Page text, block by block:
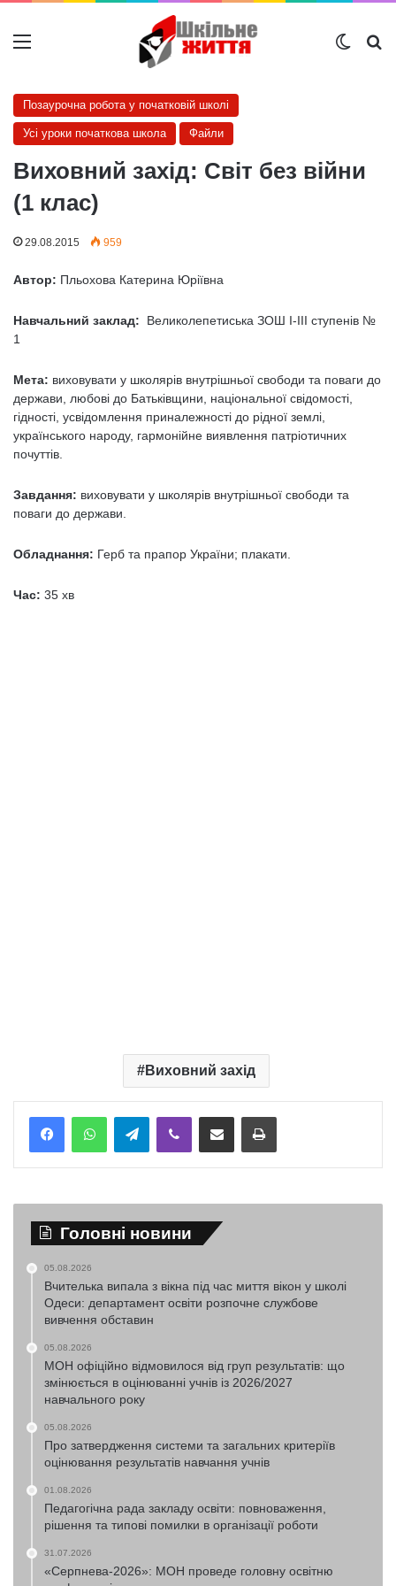
Меню
Позаурочна робота у початковій школі
Усі уроки початкова школа Файли
Виховний захід: Світ без війни
(1 клас)
29.08.2015 959
Автор: Пльохова Катерина Юріївна
Навчальний заклад: Великолепетиська ЗОШ І-ІІІ ступенів №
1
Мета: виховувати у школярів внутрішньої свободи та поваги до
держави, любові до Батьківщини, національної свідомості,
гідності, усвідомлення приналежності до рідної землі,
українського народу, гармонійне виявлення патріотичних
почуттів.
Завдання: виховувати у школярів внутрішньої свободи та
поваги до держави.
Обладнання: Герб та прапор України; плакати.
Час: 35 хв
Виховний захід
TelegramViber Надіслати електронною поштоюНадрукувати
Головні новини
05.08.2026
Вчителька випала з вікна під час миття вікон у школі
Одеси: департамент освіти розпочне службове
вивчення обставин
05.08.2026
МОН офіційно відмовилося від груп результатів: що
змінюється в оцінюванні учнів із 2026/2027
навчального року
05.08.2026
Про затвердження системи та загальних критеріїв
оцінювання результатів навчання учнів
01.08.2026
Педагогічна рада закладу освіти: повноваження,
рішення та типові помилки в організації роботи
31.07.2026
«Серпнева-2026»: МОН проведе головну освітню